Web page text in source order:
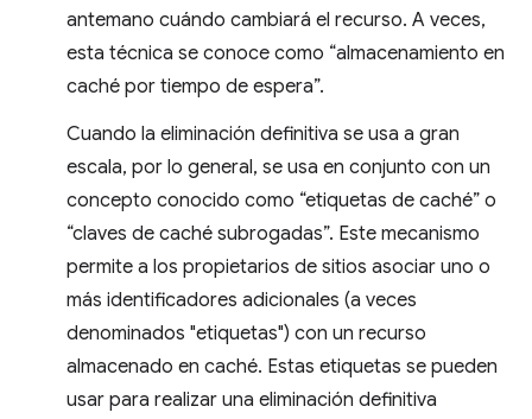
antemano cuándo cambiará el recurso. A veces,
esta técnica se conoce como “almacenamiento en
caché por tiempo de espera”.
Cuando la eliminación definitiva se usa a gran
escala, por lo general, se usa en conjunto con un
concepto conocido como “etiquetas de caché” o
“claves de caché subrogadas”. Este mecanismo
permite a los propietarios de sitios asociar uno o
más identificadores adicionales (a veces
denominados "etiquetas") con un recurso
almacenado en caché. Estas etiquetas se pueden
usar para realizar una eliminación definitiva